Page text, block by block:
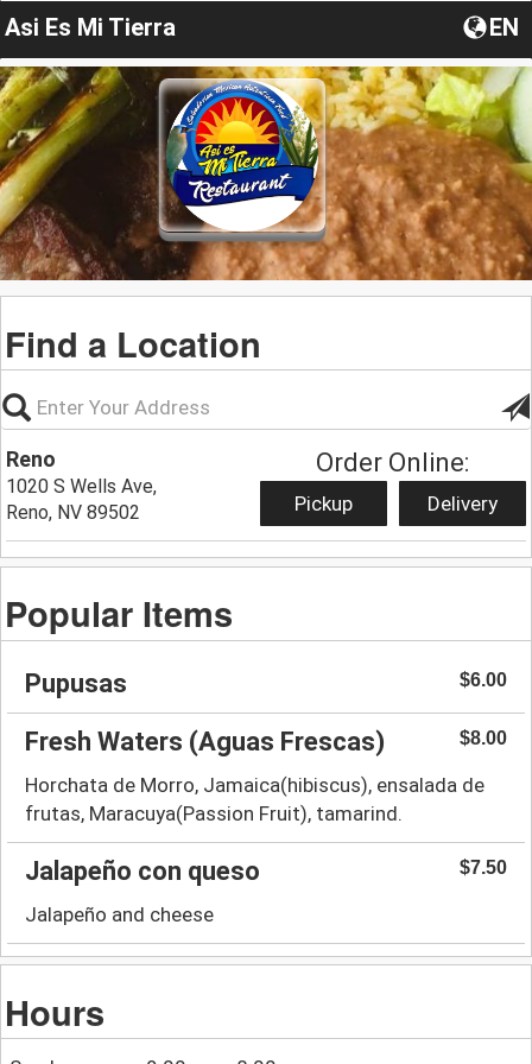
Asi Es Mi Tierra EN
Find a Location
Reno
1020 S Wells Ave,
Reno, NV 89502
Order Online:
Pickup Delivery
Popular Items
Pupusas $6.00
Fresh Waters (Aguas Frescas) $8.00
Horchata de Morro, Jamaica(hibiscus), ensalada de
frutas, Maracuya(Passion Fruit), tamarind.
Jalapeño con queso $7.50
Jalapeño and cheese
Hours